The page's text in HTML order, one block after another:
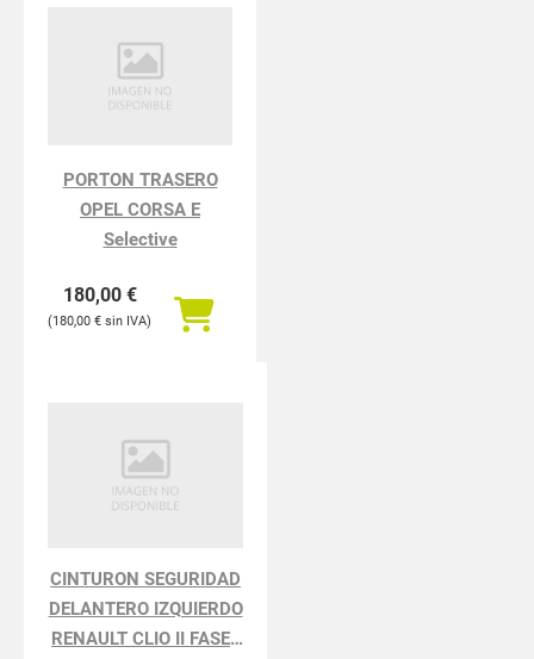
PORTON TRASERO
OPEL CORSA E
Selective
180,00 €
180,00 €
CINTURON SEGURIDAD
DELANTERO IZQUIERDO
RENAULT CLIO II FASE I